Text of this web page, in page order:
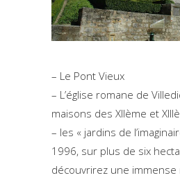
– Le Pont Vieux
– L’église romane de
maisons des XIIème et
– les « jardins de
1996, sur plus de six
découvrirez une